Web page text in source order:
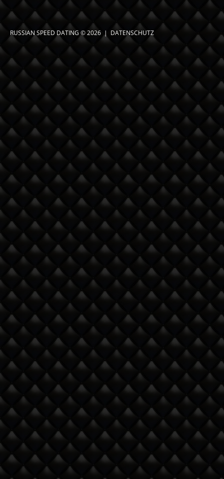
RUSSIAN SPEED DATING © 2026 | DATENSCHUTZ